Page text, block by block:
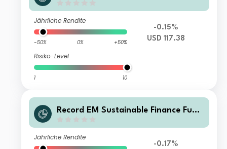
Jährliche Rendite
-50% 0% +50%
Risiko-Level
1 10
-0.15%
USD 117.38
Record EM Sustainable Finance Fund
ation
Jährliche Rendite
-0.17%